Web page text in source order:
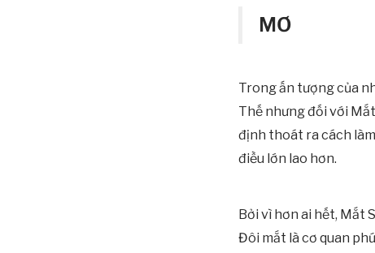
MƠ
Trong ấn tượng của
Thế nhưng đối với
định thoát ra cách
điều lớn lao hơn.
Bởi vì hơn ai hết, Mắt
Đôi mắt là cơ quan